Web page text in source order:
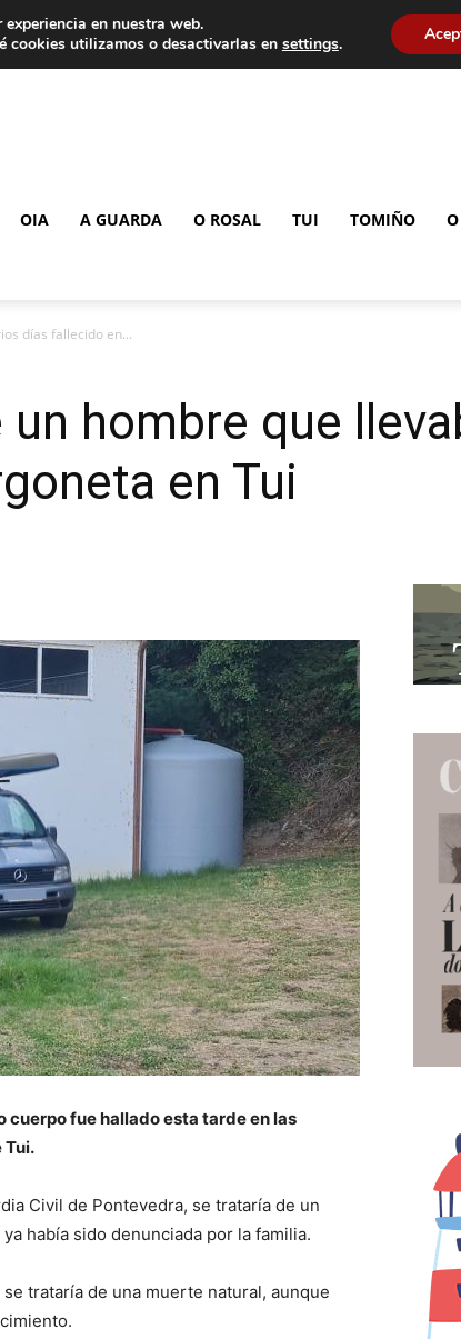
OIA A GUARDA O ROSAL TUI TOMIÑO
días fallecido en...
hombre que
en Tui
cuerpo fue hallado esta tarde en las
Tui.
Civil de Pontevedra, se trataría de un
había sido denunciada por la familia.
trataría de una muerte natural, aunque
en nuestra web.
cookies utilizamos o desactivarlas en settings.